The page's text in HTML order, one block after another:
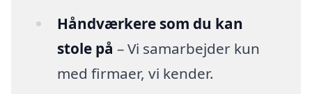
Håndværkere som du kan
stole på – Vi samarbejder kun
med firmaer, vi kender.